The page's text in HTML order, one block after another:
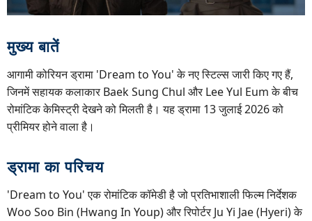
मुख्य बातें
आगामी कोरियन ड्रामा 'Dream to You' के नए स्टिल्स जारी किए गए हैं,
जिनमें सहायक कलाकार Baek Sung Chul और Lee Yul Eum के बीच
रोमांटिक केमिस्ट्री देखने को मिलती है। यह ड्रामा 13 जुलाई 2026 को
प्रीमियर होने वाला है।
ड्रामा का परिचय
'Dream to You' एक रोमांटिक कॉमेडी है जो प्रतिभाशाली फिल्म निर्देशक
Woo Soo Bin (Hwang In Youp) और रिपोर्टर Ju Yi Jae (Hyeri) के